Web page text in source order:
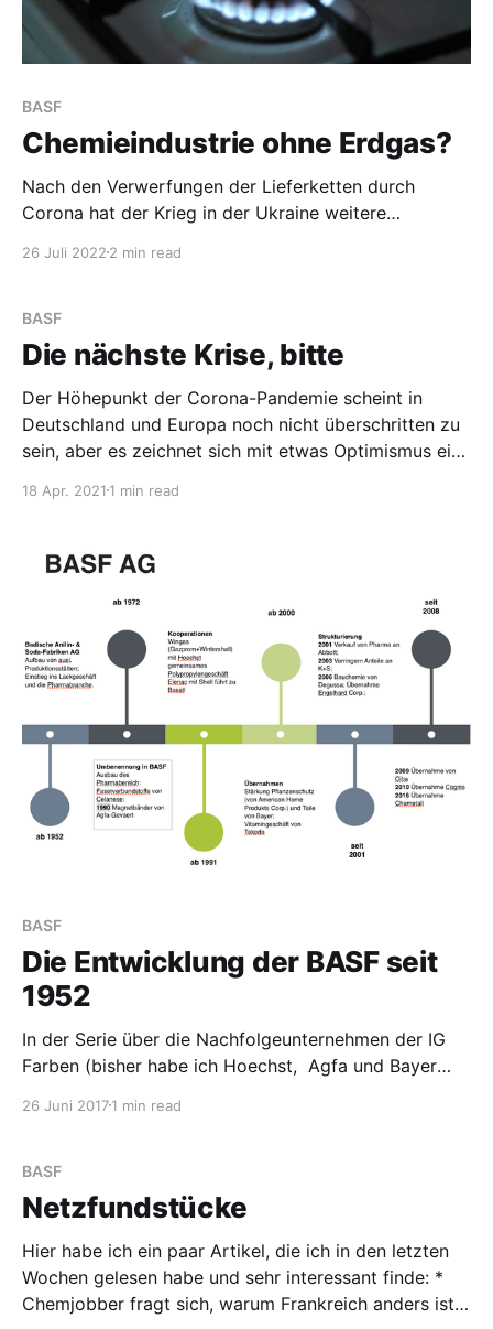
BASF
Chemieindustrie ohne Erdgas?
Nach den Verwerfungen der Lieferketten durch
Corona hat der Krieg in der Ukraine weitere
und erfolgreich verdrängt. Gut, dass Russland weiter
Jahr waren ja die deutschen Gasspeicher schon nicht
so gefüllt, wie das möglich gewesen wäre.
26 Juli 2022 2 min read
BASF
Die nächste Krise, bitte
Der Höhepunkt der Corona-Pandemie scheint in
Deutschland und Europa noch nicht überschritten zu
sein, aber es zeichnet sich mit etwas Optimismus eine
Zeit also, den Blick wieder auf die Klimakrise zu
18 Apr. 2021 1 min read
BASF
Die Entwicklung der BASF seit
1952
In der Serie über die Nachfolgeunternehmen der IG
Farben (bisher habe ich Hoechst, Agfa und Bayer
mit besonderem Blick auf große oder Megafusionen.
bis 1970 1952 gründete sich die Badische Anilin- &
Soda-Fabrik AG neu,
26 Juni 20171 min read
BASF
Netzfundstücke
Hier habe ich ein paar Artikel, die ich in den letzten
Wochen gelesen habe und sehr interessant finde: *
Chemjobber fragt sich, warum Frankreich anders ist.